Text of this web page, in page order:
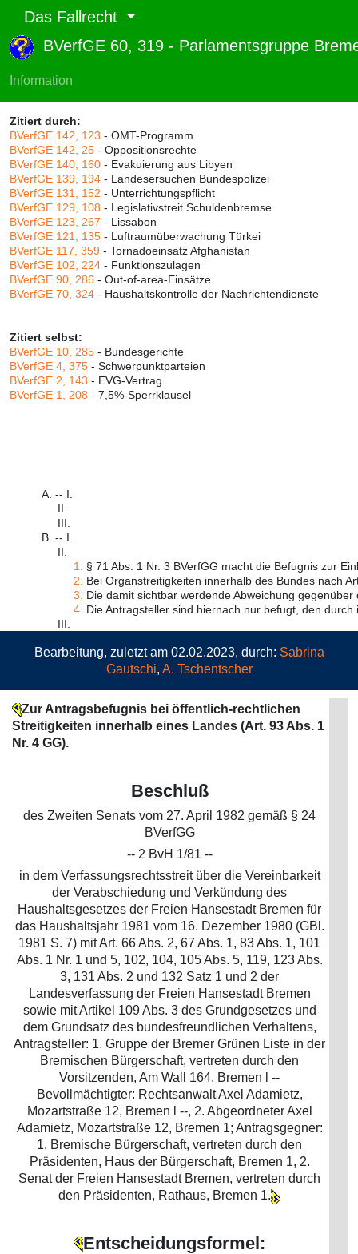
Das Fallrecht
BVerfGE 60, 319 - Parlamentsgruppe
Information
Abruf und Rang:
RTF-Version
Zitiert durch:
BVerfGE 142, 123 - OMT-Programm
BVerfGE 142, 25 - Oppositionsrechte
BVerfGE 140, 160 - Evakuierung aus Libyen
BVerfGE 139, 194 - Landesersuchen Bundespolizei
BVerfGE 131, 152 - Unterrichtungspflicht
BVerfGE 129, 108 - Legislativstreit Schuldenbremse
BVerfGE 123, 267 - Lissabon
BVerfGE 121, 135 - Luftraumüberwachung Türkei
BVerfGE 117, 359 - Tornadoeinsatz Afghanistan
BVerfGE 102, 224 - Funktionszulagen
BVerfGE 90, 286 - Out-of-area-Einsätze
BVerfGE 70, 324 - Haushaltskontrolle der Nachrichtendienste
Zitiert selbst:
BVerfGE 10, 285 - Bundesgerichte
BVerfGE 4, 375 - Schwerpunktparteien
BVerfGE 2, 143 - EVG-Vertrag
BVerfGE 1, 208 - 7,5%-Sperrklausel
A. -- I.
II.
III.
B. -- I.
II.
1.
§ 71 Abs. 1 Nr. 3 BVerfGG macht die Befugnis zur
2.
Bei Organstreitigkeiten innerhalb des Bundes nach
3.
Die damit sichtbar werdende Abweichung gegenüber
4. Die Antragsteller sind hiernach nur befugt, den durch
III.
Bearbeitung, zuletzt am 02.02.2023, durch: Sabrina
Gautschi, A. Tschentscher
Zur Antragsbefugnis bei öffentlich-rechtlichen
Streitigkeiten innerhalb eines Landes (Art. 93 Abs. 1
Nr. 4 GG).
Beschluß
des Zweiten Senats vom 27. April 1982 gemäß § 24
BVerfGG
-- 2 BvH 1/81 --
in dem Verfassungsrechtsstreit über die Vereinbarkeit
der Verabschiedung und Verkündung des
Haushaltsgesetzes der Freien Hansestadt Bremen für
das Haushaltsjahr 1981 vom 16. Dezember 1980 (GBl.
1981 S. 7) mit Art. 66 Abs. 2, 67 Abs. 1, 83 Abs. 1, 101
Abs. 1 Nr. 1 und 5, 102, 104, 105 Abs. 5, 119, 123 Abs.
3, 131 Abs. 2 und 132 Satz 1 und 2 der
Landesverfassung der Freien Hansestadt Bremen
sowie mit Artikel 109 Abs. 3 des Grundgesetzes und
dem Grundsatz des bundesfreundlichen Verhaltens,
Antragsteller: 1. Gruppe der Bremer Grünen Liste in der
Bremischen Bürgerschaft, vertreten durch den
Vorsitzenden, Am Wall 164, Bremen l --
Bevollmächtigter: Rechtsanwalt Axel Adamietz,
Mozartstraße 12, Bremen l --, 2. Abgeordneter Axel
Adamietz, Mozartstraße 12, Bremen 1; Antragsgegner:
1. Bremische Bürgerschaft, vertreten durch den
Präsidenten, Haus der Bürgerschaft, Bremen 1, 2.
Senat der Freien Hansestadt Bremen, vertreten durch
den Präsidenten, Rathaus, Bremen 1.
Entscheidungsformel: